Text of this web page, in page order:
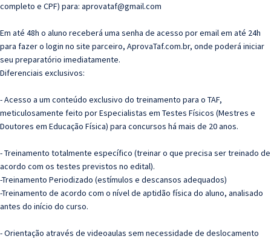
completo e CPF) para: aprovataf@gmail.com
Em até 48h o aluno receberá uma senha de acesso por email em até 24h
para fazer o login no site parceiro, AprovaTaf.com.br, onde poderá iniciar
seu preparatório imediatamente.
Diferenciais exclusivos:
- Acesso a um conteúdo exclusivo do treinamento para o TAF,
meticulosamente feito por Especialistas em Testes Físicos (Mestres e
Doutores em Educação Física) para concursos há mais de 20 anos.
- Treinamento totalmente específico (treinar o que precisa ser treinado de
acordo com os testes previstos no edital).
-Treinamento Periodizado (estímulos e descansos adequados)
-Treinamento de acordo com o nível de aptidão física do aluno, analisado
antes do início do curso.
- Orientação através de videoaulas sem necessidade de deslocamento